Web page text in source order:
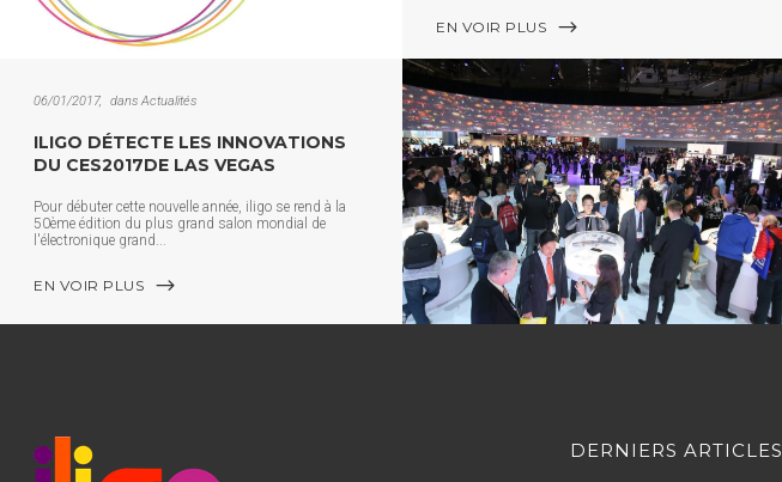
EN VOIR PLUS
06/01/2017 dans Actualités
ILIGO DÉTECTE LES INNOVATIONS
DU CES2017DE LAS VEGAS
Pour débuter cette nouvelle année, iligo se rend à la
50ème édition du plus grand salon mondial de
l'électronique grand
EN VOIR PLUS
DERNIERS ARTICLES